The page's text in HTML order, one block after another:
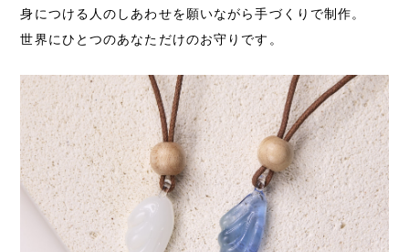
身につける人のしあわせを願いながら手づくりで制作。
世界にひとつのあなただけのお守りです。